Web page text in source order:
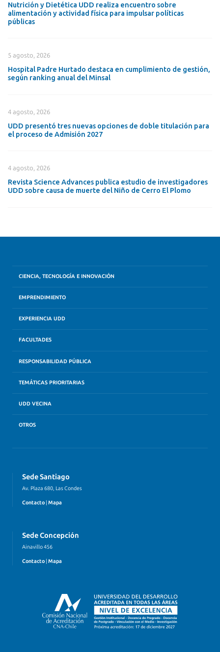
Nutrición y Dietética UDD realiza encuentro sobre
alimentación y actividad física para impulsar políticas
públicas
5 agosto, 2026
Hospital Padre Hurtado destaca en cumplimiento de gestión,
según ranking anual del Minsal
4 agosto, 2026
UDD presentó tres nuevas opciones de doble titulación para
el proceso de Admisión 2027
4 agosto, 2026
Revista Science Advances publica estudio de investigadores
UDD sobre causa de muerte del Niño de Cerro El Plomo
CIENCIA, TECNOLOGÍA E INNOVACIÓN
EMPRENDIMIENTO
EXPERIENCIA UDD
FACULTADES
RESPONSABILIDAD PÚBLICA
TEMÁTICAS PRIORITARIAS
UDD VECINA
OTROS
Sede Santiago
Av. Plaza 680, Las Condes
Contacto Mapa
Sede Concepción
Ainavillo 456
Contacto | Mapa